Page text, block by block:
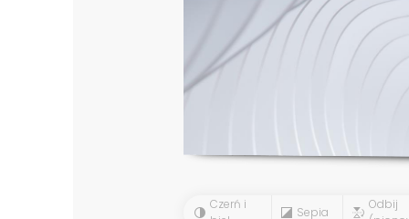
Czerń i
Sepia
Odbij